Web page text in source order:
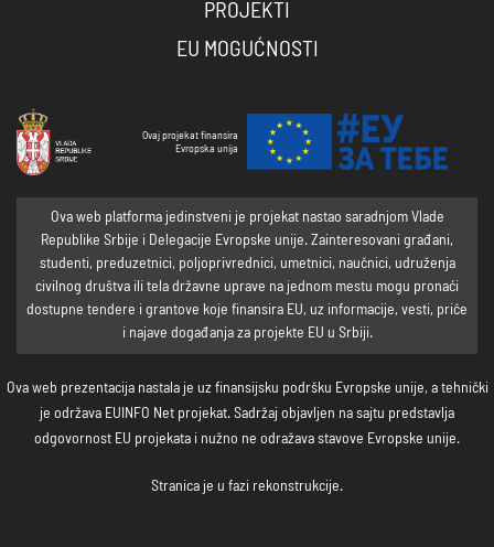
PROJEKTI
EU MOGUĆNOSTI
Ovaj projekat finansira
Evropska unija
Ova web platforma jedinstveni je projekat nastao saradnjom Vlade
Republike Srbije i Delegacije Evropske unije. Zainteresovani građani,
studenti, preduzetnici, poljoprivrednici, umetnici, naučnici, udruženja
civilnog društva ili tela državne uprave na jednom mestu mogu pronaći
dostupne tendere i grantove koje finansira EU, uz informacije, vesti, priče
i najave događanja za projekte EU u Srbiji.
Ova web prezentacija nastala je uz finansijsku podršku Evropske unije, a tehnički
je održava EUINFO Net projekat. Sadržaj objavljen na sajtu predstavlja
odgovornost EU projekata i nužno ne odražava stavove Evropske unije.
Stranica je u fazi rekonstrukcije.